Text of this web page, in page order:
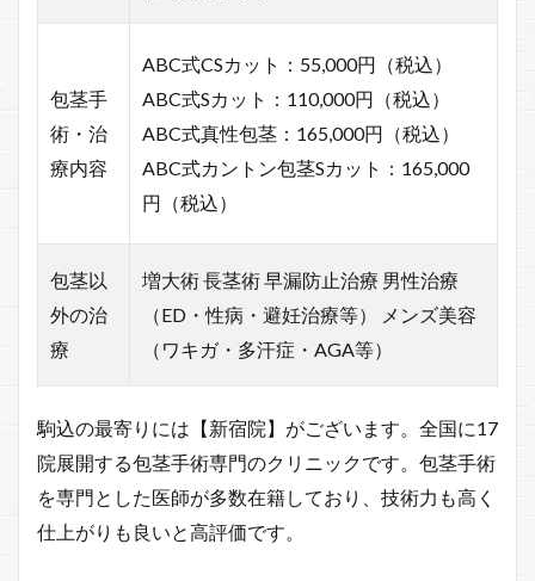
包茎手
術・治
療内容
ABC式CSカット：55,000円（税込）
ABC式Sカット：110,000円（税込）
ABC式真性包茎：165,000円（税込）
ABC式カントン包茎Sカット：165,000
円（税込）
包茎以
外の治
療
増大術 長茎術 早漏防止治療 男性治療
（ED・性病・避妊治療等） メンズ美容
（ワキガ・多汗症・AGA等）
駒込の最寄りには【新宿院】がございます。全国に17
院展開する包茎手術専門のクリニックです。包茎手術
を専門とした医師が多数在籍しており、技術力も高く
仕上がりも良いと高評価です。